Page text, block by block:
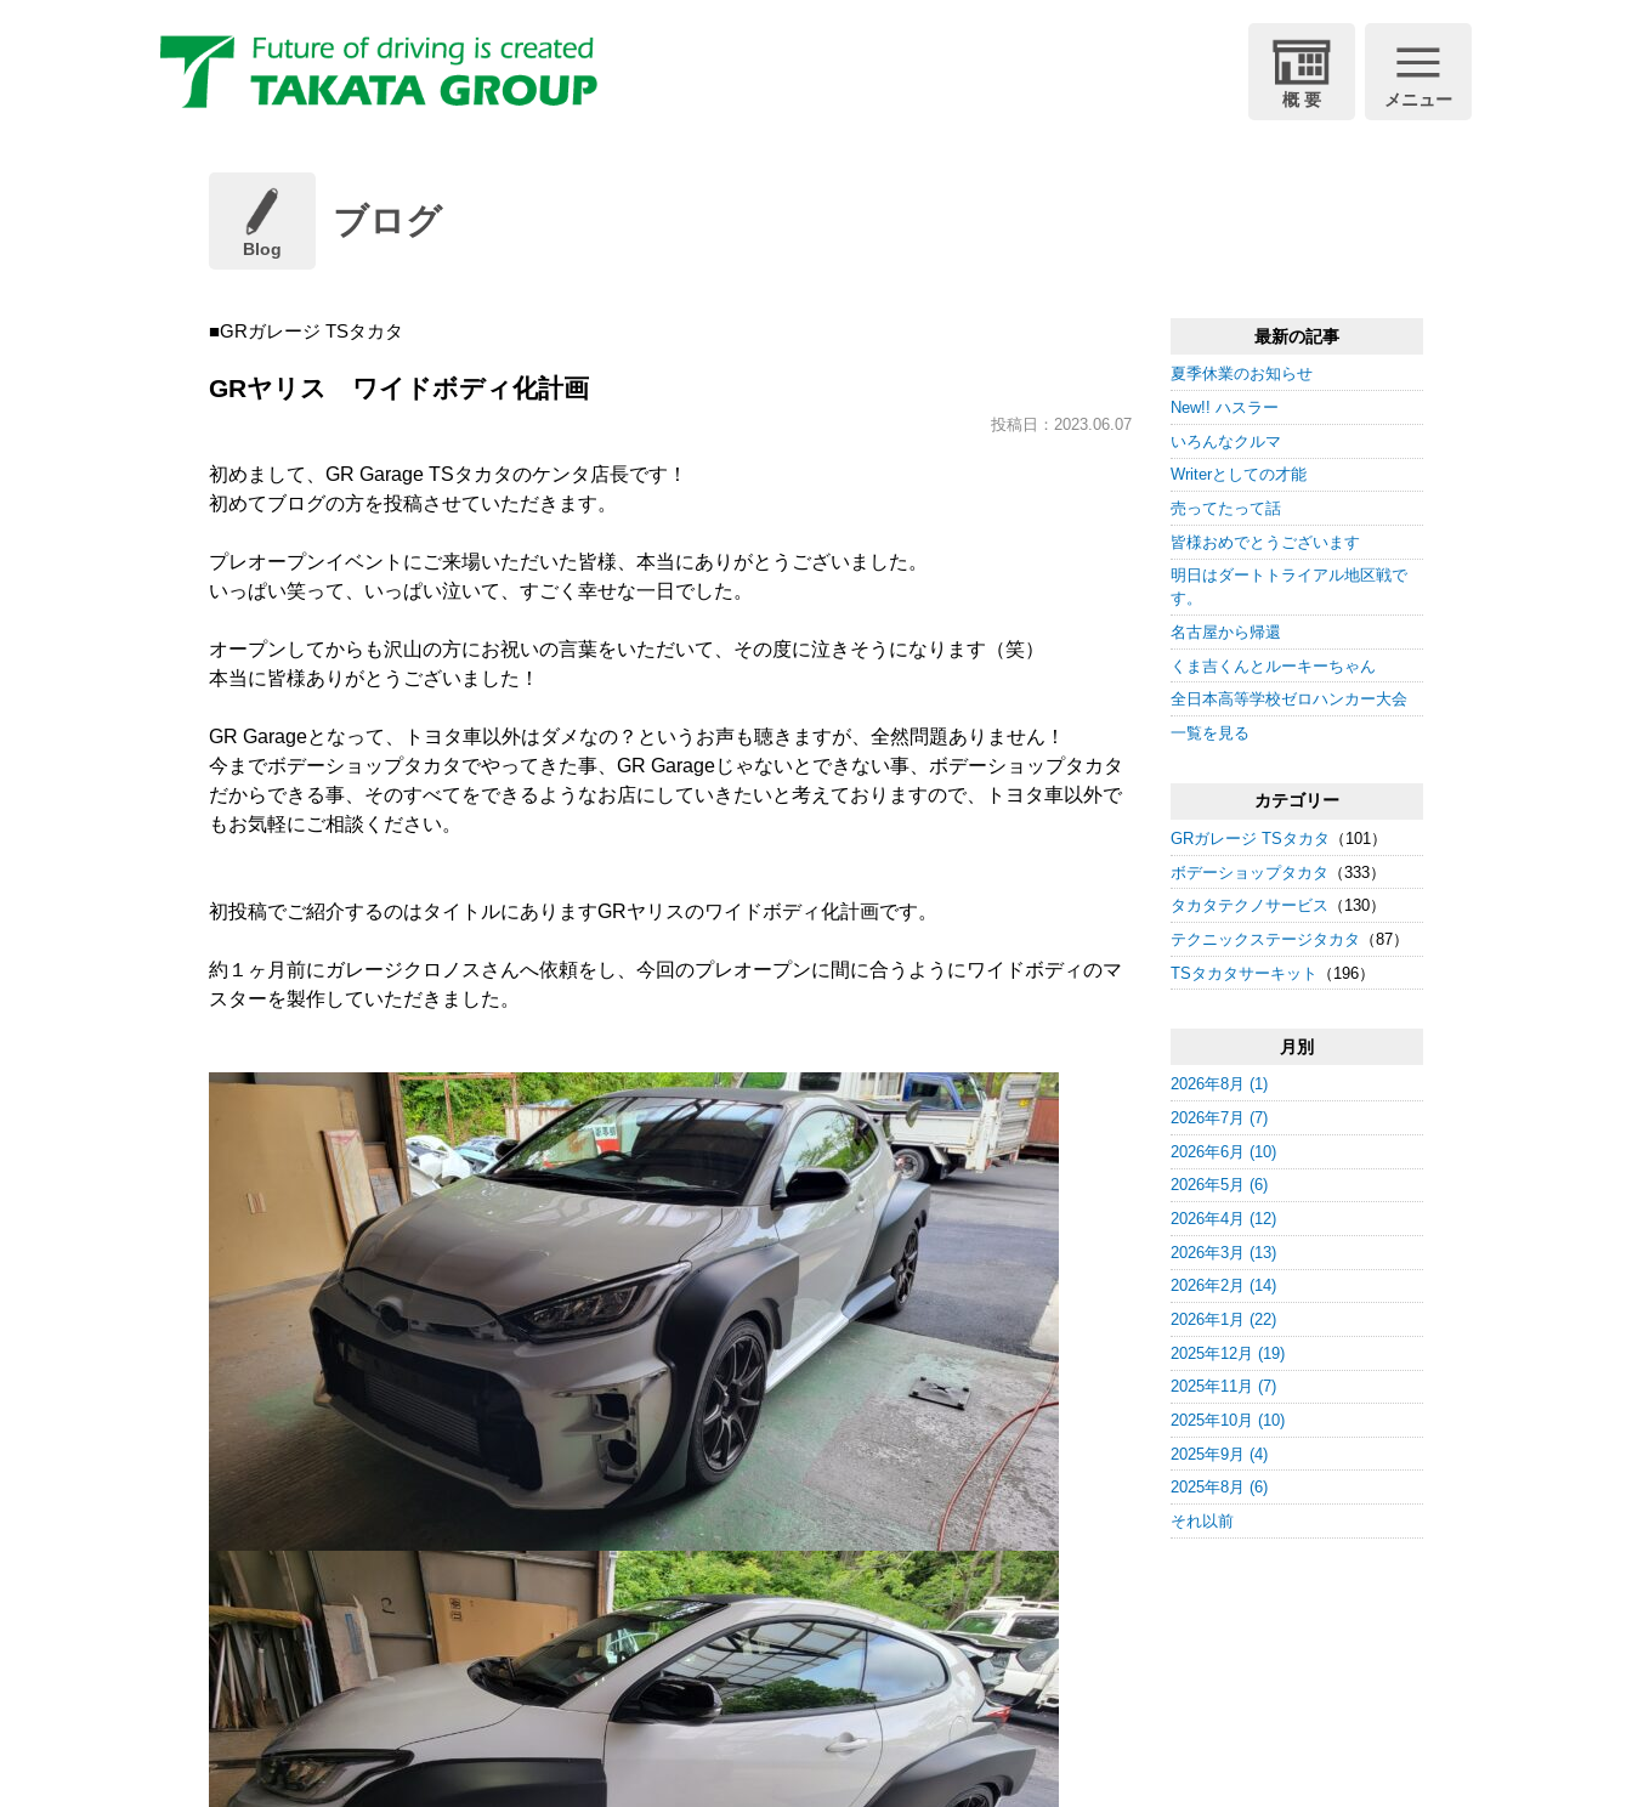
概 要 メニュー
Blog
ブログ
GRガレージ TSタカタ
GRヤリス ワイドボディ化計画
投稿日：2023.06.07
初めまして、GR Garage TSタカタのケンタ店長です！
初めてブログの方を投稿させていただきます。
プレオープンイベントにご来場いただいた皆様、本当にありがとうございました。
いっぱい笑って、いっぱい泣いて、すごく幸せな一日でした。
オープンしてからも沢山の方にお祝いの言葉をいただいて、その度に泣きそうになります（笑）
本当に皆様ありがとうございました！
GR Garageとなって、トヨタ車以外はダメなの？というお声も聴きますが、全然問題ありません！
今までボデーショップタカタでやってきた事、GR Garageじゃないとできない事、ボデーショップタカタ
だからできる事、そのすべてをできるようなお店にしていきたいと考えておりますので、トヨタ車以外で
もお気軽にご相談ください。
初投稿でご紹介するのはタイトルにありますGRヤリスのワイドボディ化計画です。
約１ヶ月前にガレージクロノスさんへ依頼をし、今回のプレオープンに間に合うようにワイドボディのマ
スターを製作していただきました。
最新の記事
夏季休業のお知らせ
New!! ハスラー
いろんなクルマ
Writerとしての才能
売ってたって話
皆様おめでとうございます
明日はダートトライアル地区戦で
す。
名古屋から帰還
くま吉くんとルーキーちゃん
全日本高等学校ゼロハンカー大会
一覧を見る
カテゴリー
GRガレージ TSタカタ
（101）
ボデーショップタカタ
（333）
タカタテクノサービス （130）
テクニックステージタカタ
（87）
TSタカタサーキット
（196）
月別
2026年8月 (1)
2026年7月 (7)
2026年6月 (10)
2026年5月 (6)
2026年4月 (12)
2026年3月 (13)
2026年2月 (14)
2026年1月 (22)
2025年12月 (19)
2025年11月 (7)
2025年10月 (10)
2025年9月 (4)
2025年8月 (6)
それ以前